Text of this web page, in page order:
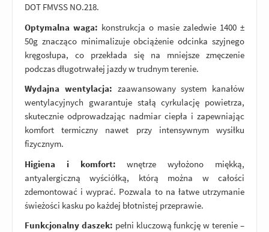
DOT FMVSS NO.218.
Optymalna waga: konstrukcja o masie zaledwie 1400 ±
50g znacząco minimalizuje obciążenie odcinka szyjnego
kręgosłupa, co przekłada się na mniejsze zmęczenie
podczas długotrwałej jazdy w trudnym terenie.
Wydajna wentylacja: zaawansowany system kanałów
wentylacyjnych gwarantuje stałą cyrkulację powietrza,
skutecznie odprowadzając nadmiar ciepła i zapewniając
komfort termiczny nawet przy intensywnym wysiłku
fizycznym.
Higiena i komfort: wnętrze wyłożono miękką,
antyalergiczną wyściółką, którą można w całości
zdemontować i wyprać. Pozwala to na łatwe utrzymanie
świeżości kasku po każdej błotnistej przeprawie.
Funkcjonalny daszek: pełni kluczową funkcję w terenie –